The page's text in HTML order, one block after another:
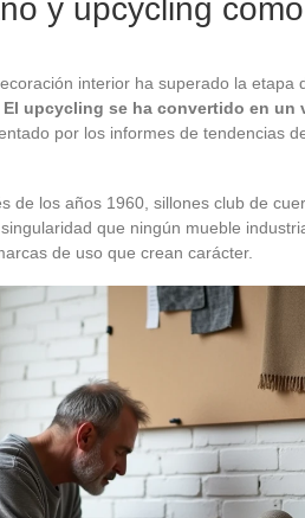
y upcycling
interior ha superado la etapa
El upcycling se ha convertido en un
por los informes de tendencias
de los años 1960, sillones club de
que ningún mueble
de uso que crean carácter.